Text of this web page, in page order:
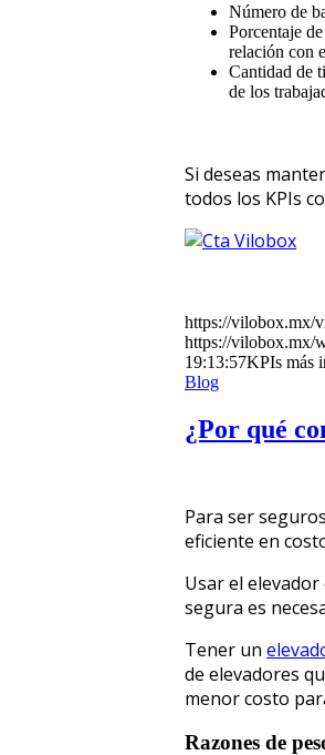
Número de
Porcentaje
relación con
Cantidad de
de los
Si deseas
todos los KPIs
https://vilobox.mx/
https://vilobox.mx/
19:13:57KPIs más
Blog
¿Por qué
Para ser
eficiente en
Usar el
segura es
Tener un
de elevadores
menor costo
Razones de